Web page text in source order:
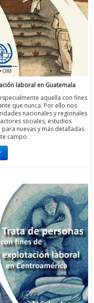
laboral en Guatemala
aquella con fines
que nunca. Por ello nos
nacionales y regionales
sociales, estudios
nuevas y más detalladas
campo.